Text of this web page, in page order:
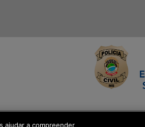
ajudar a compreender